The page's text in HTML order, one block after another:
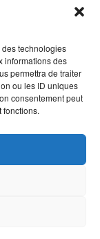
technologies
informations des
permettra de traiter
ou les ID uniques
consentement peut
fonctions.